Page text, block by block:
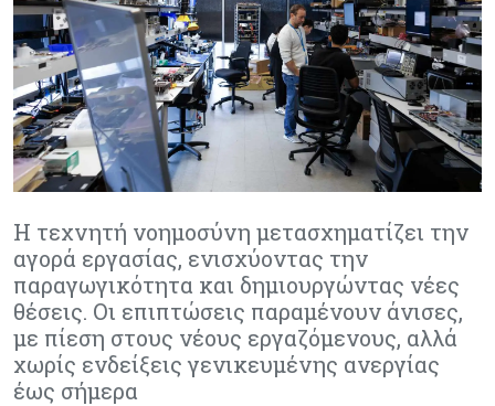
Η τεχνητή νοημοσύνη μετασχηματίζει την
αγορά εργασίας, ενισχύοντας την
παραγωγικότητα και δημιουργώντας νέες
θέσεις. Οι επιπτώσεις παραμένουν άνισες,
με πίεση στους νέους εργαζόμενους, αλλά
χωρίς ενδείξεις γενικευμένης ανεργίας
έως σήμερα